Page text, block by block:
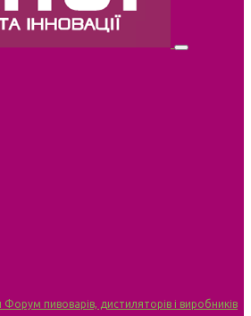
пивоварів, дистиляторів і виробників